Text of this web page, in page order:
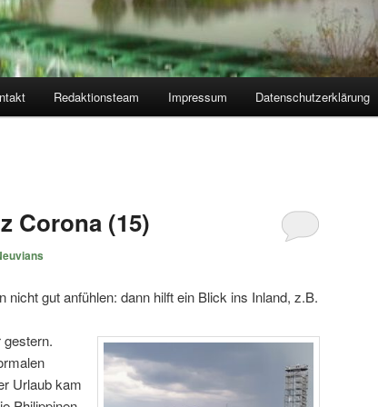
Redaktionsteam Impressum Datenschutzerklärung
Corona (15)
gut anfühlen: dann hilft ein Blick ins Inland, z.B.
Urlaub kam